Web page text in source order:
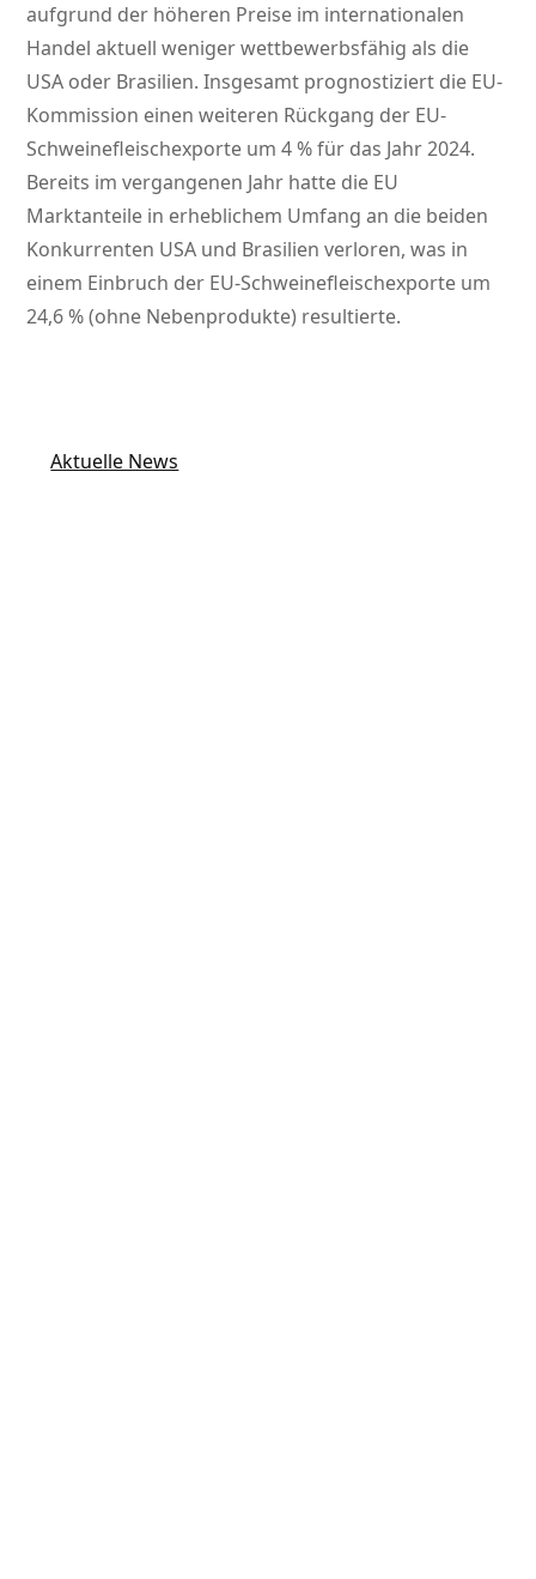
aufgrund der höheren Preise im internationalen
Handel aktuell weniger wettbewerbsfähig als die
USA oder Brasilien. Insgesamt prognostiziert die EU-
Kommission einen weiteren Rückgang der EU-
Schweinefleischexporte um 4 % für das Jahr 2024.
Bereits im vergangenen Jahr hatte die EU
Marktanteile in erheblichem Umfang an die beiden
Konkurrenten USA und Brasilien verloren, was in
einem Einbruch der EU-Schweinefleischexporte um
24,6 % (ohne Nebenprodukte) resultierte.
Aktuelle News